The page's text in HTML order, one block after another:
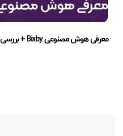
معرفی هوش مصنوعی Bixby + بررسی 6 قابلیت آن